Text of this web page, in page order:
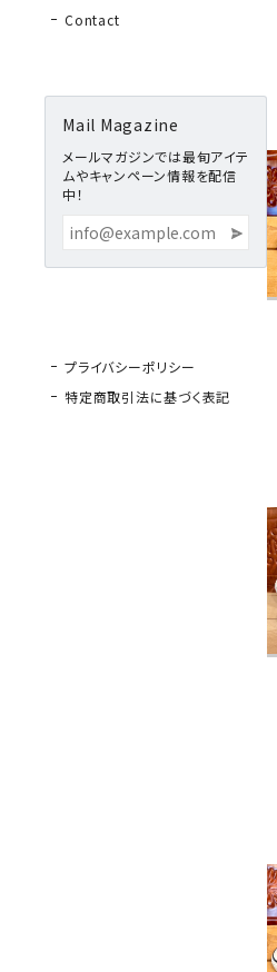
Contact
Mail Magazine
メールマガジンでは最旬アイテ
ムやキャンペーン情報を配信
中！
プライバシーポリシー
特定商取引法に基づく表記